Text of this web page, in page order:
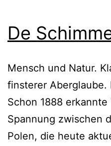
De
Mensch und Natur.
finsterer Aberglaube.
Schon 1888
Spannung zwischen
Polen, die heute